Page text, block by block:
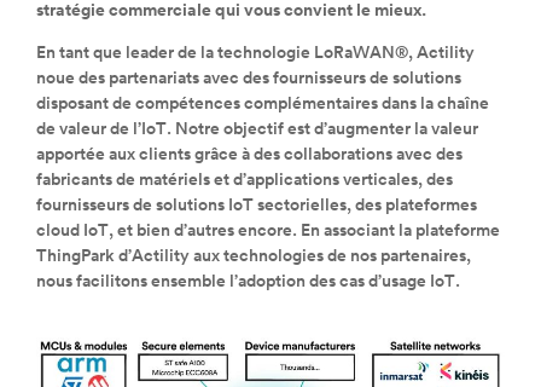
stratégie commerciale qui vous convient le mieux.
En tant que leader de la technologie LoRaWAN®, Actility
noue des partenariats avec des fournisseurs de solutions
disposant de compétences complémentaires dans la chaîne
de valeur de l’IoT. Notre objectif est d’augmenter la valeur
apportée aux clients grâce à des collaborations avec des
fabricants de matériels et d’applications verticales, des
fournisseurs de solutions IoT sectorielles, des plateformes
cloud IoT, et bien d’autres encore. En associant la plateforme
ThingPark d’Actility aux technologies de nos partenaires,
nous facilitons ensemble l’adoption des cas d’usage IoT.